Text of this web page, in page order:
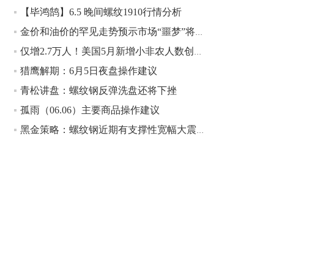
10:43
【行情】油脂油料期货表现抢眼，豆二期
2.5%，棕榈油涨近2%，菜粕涨1.54%。
10:17
【研报精选】国内期货机构对8月5日的原
油期货走势预测
【毕鸿鹄】6.5 晚间螺纹1910行情分析
金价和油价的罕见走势预示市场“噩梦”将至
仅增2.7万人！美国5月新增小非农人数创逾9年新低
猎鹰解期：6月5日夜盘操作建议
青松讲盘：螺纹钢反弹洗盘还将下挫
孤雨（06.06）主要商品操作建议
黑金策略：螺纹钢近期有支撑性宽幅大震荡行情